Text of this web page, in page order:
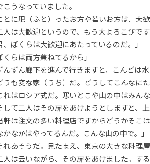
こうなっていました。
とに肥（ふと）ったお方や若いお方は、大
は大歓迎というので、もう大よろこびです
、ぼくらは大歓迎にあたっているのだ。」
くらは両方兼ねてるから」
ずん廊下を進んで行きますと、こんどは
うも変な家（うち）だ。どうしてこんなに
れはロシア式だ。寒いとこや山の中はみんな
て二人はその扉をあけようとしますと、
軒は注文の多い料理店ですからどうかそこ
かなかはやってるんだ。こんな山の中で。」
れあそうだ。見たまえ、東京の大きな料理
は云いながら、その扉をあけました。する